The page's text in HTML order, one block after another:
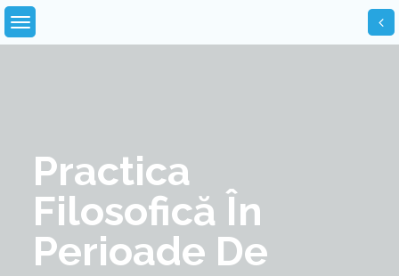
Skip
to
content
Practica
Filosofică În
Perioade De